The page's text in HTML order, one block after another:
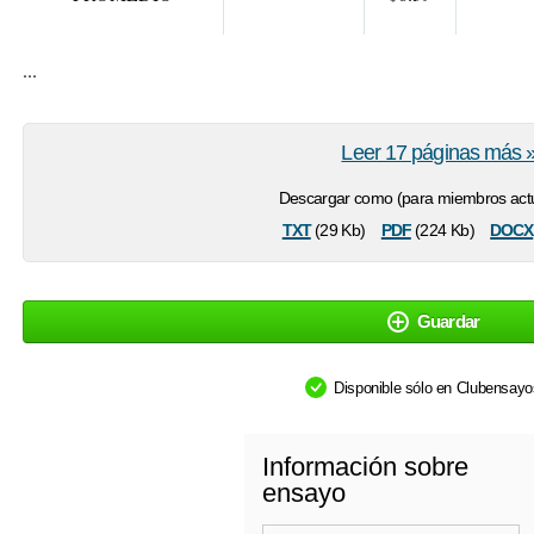
...
Descargar como (para miembros
txt(29 Kb) pdf(224 Kb) docx
Leer 17 páginas más
Guardar
Disponible sólo en
Información sobre
ensayo